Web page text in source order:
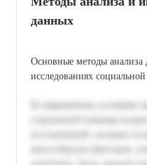
данных
Основные методы
исследованиях социальной